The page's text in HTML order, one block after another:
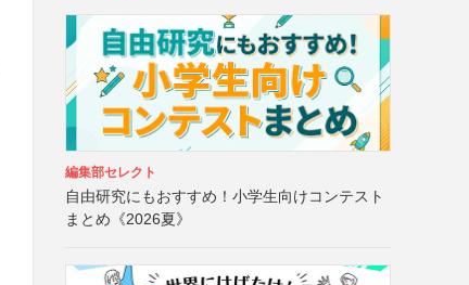
編集部セレクト
自由研究にもおすすめ！小学生向けコンテスト
まとめ《2026夏》